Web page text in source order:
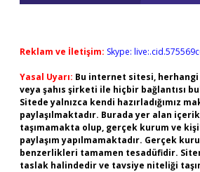
Reklam ve İletişim: Skype:
Yasal Uyarı: Bu internet sitesi,
veya şahıs şirketi ile hiçbir bağlantısı
Sitede yalnızca kendi hazırladığımız
paylaşılmaktadır. Burada yer alan
taşımamakta olup, gerçek kurum ve
paylaşım yapılmamaktadır. Gerçek
benzerlikleri tamamen tesadüfidir.
taslak halindedir ve tavsiye niteliği